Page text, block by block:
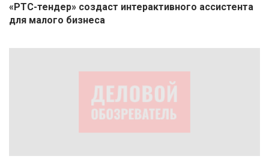
«РТС-тендер» создаст интерактивного ассистента
для малого бизнеса